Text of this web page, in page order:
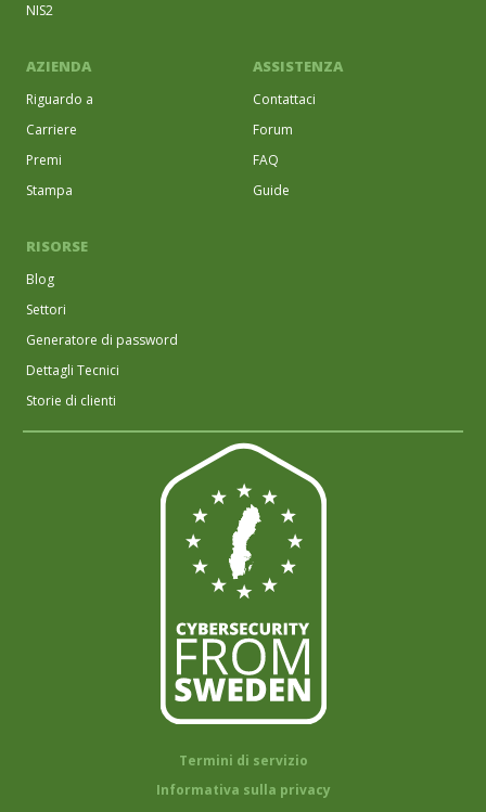
NIS2
AZIENDA
Riguardo a
Carriere
Premi
Stampa
ASSISTENZA
Contattaci
Forum
FAQ
Guide
RISORSE
Blog
Settori
Generatore di password
Dettagli Tecnici
Storie di clienti
Termini di servizio
Informativa sulla privacy